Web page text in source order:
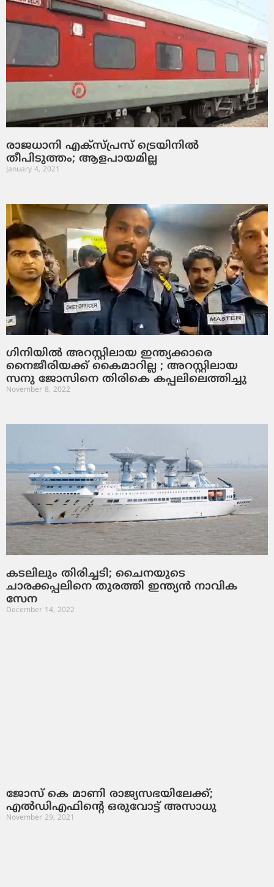
രാജധാനി എക്‌സ്പ്രസ് ട്രെയിനില്‍
തീപിടുത്തം; ആളപായമില്ല
January 4, 2021
ഗിനിയില്‍ അറസ്റ്റിലായ ഇന്ത്യക്കാരെ
നൈജീരിയക്ക് കൈമാറില്ല ; അറസ്റ്റിലായ
സനു ജോസിനെ തിരികെ കപ്പലിലെത്തിച്ചു
November 8, 2022
കടലിലും തിരിച്ചടി; ചൈനയുടെ
ചാരക്കപ്പലിനെ തുരത്തി ഇന്ത്യന്‍ നാവിക
സേന
December 14, 2022
ജോസ് കെ മാണി രാജ്യസഭയിലേക്ക്;
എല്‍ഡിഎഫിന്റെ ഒരുവോട്ട് അസാധു
November 29, 2021